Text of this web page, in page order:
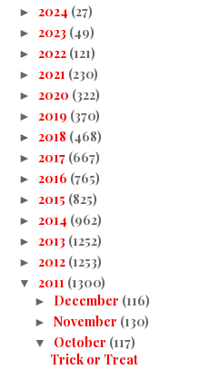
► 2024 (27)
► 2023 (49)
► 2022 (121)
► 2021 (230)
► 2020 (322)
► 2019 (370)
► 2018 (468)
► 2017 (667)
► 2016 (765)
► 2015 (825)
► 2014 (962)
► 2013 (1252)
► 2012 (1253)
▼ 2011 (1300)
► December (116)
► November (130)
▼ October (117)
Trick or Treat